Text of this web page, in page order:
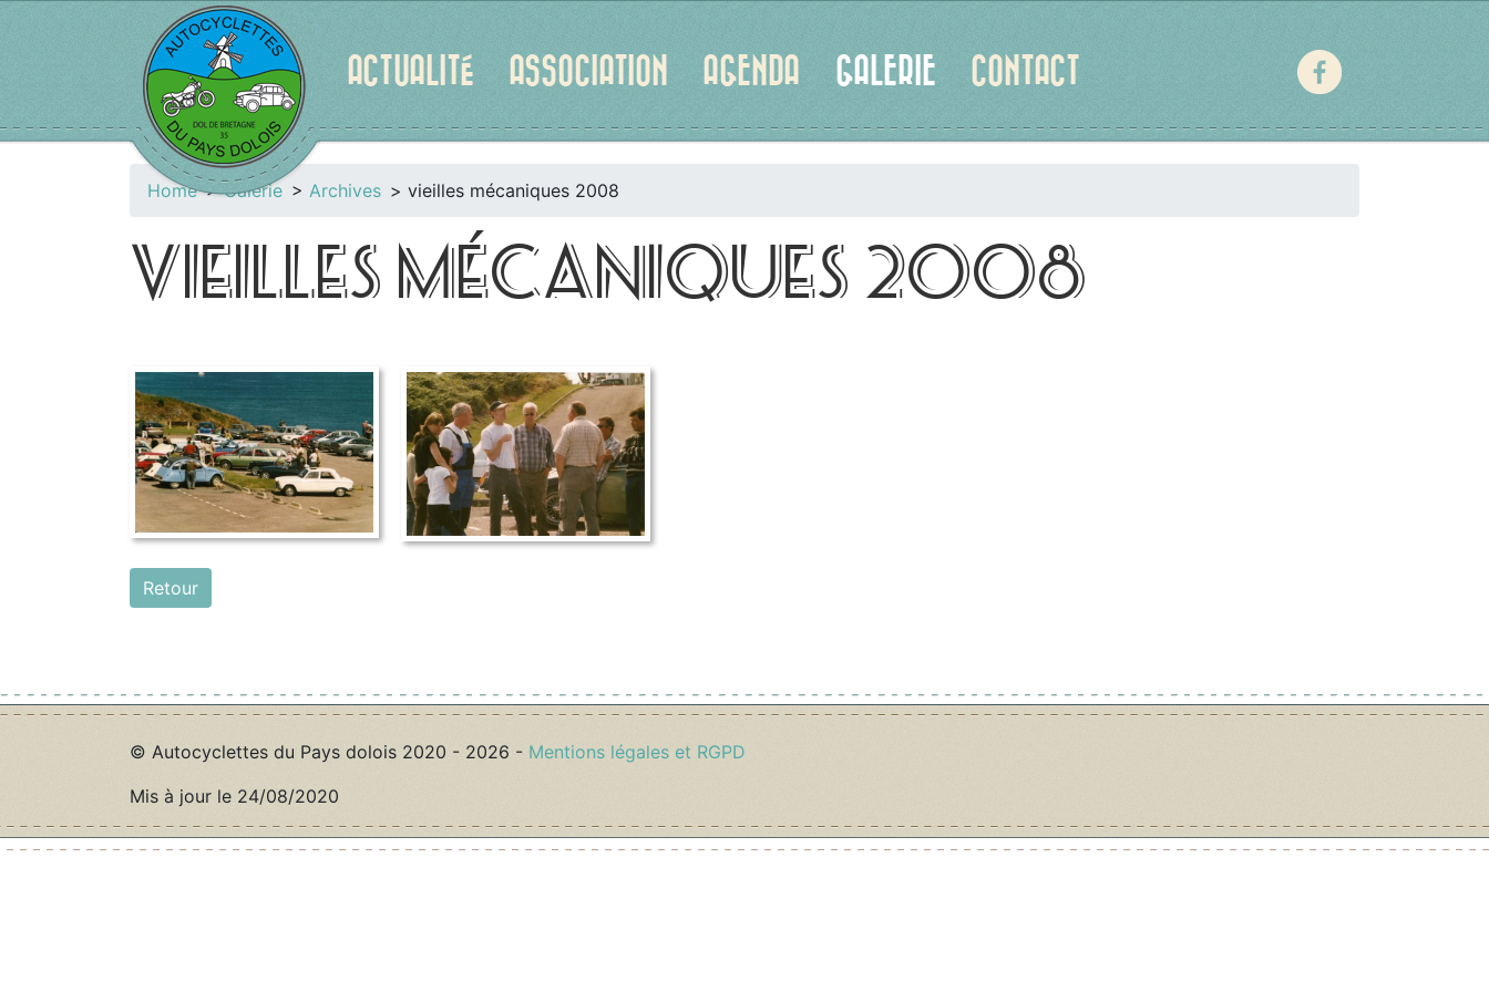
ACTUALITÉ ASSOCIATION AGENDA GALERIE CONTACT
Home Galerie Archives vieilles mécaniques 2008
VIEILLES MÉCANIQUES 2008
Retour
© Autocyclettes du Pays dolois 2020 - 2026 - Mentions légales et RGPD
Mis à jour le 24/08/2020